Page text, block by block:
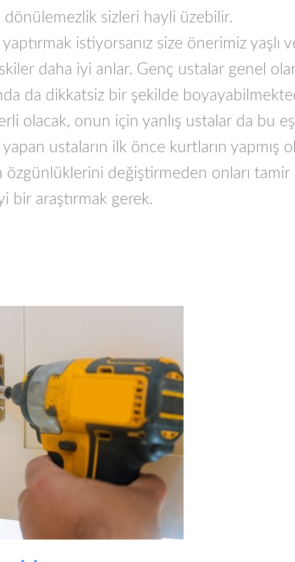
dönülemezlik sizleri hayli üzebilir.
istiyorsanız size önerimiz yaşlı
daha iyi anlar. Genç ustalar genel
da dikkatsiz bir şekilde
olacak, onun için yanlış ustalar da bu
ustaların ilk önce kurtların yapmış
değiştirmeden onları
bir araştırmak gerek.